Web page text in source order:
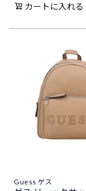
カートに入れる
Guess ゲス